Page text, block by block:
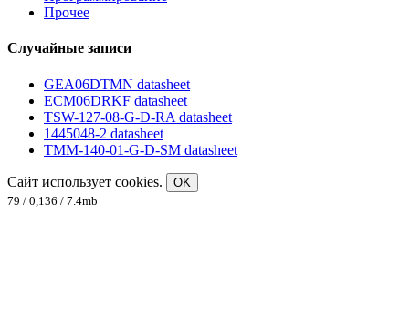
Прочее
Случайные записи
GEA06DTMN datasheet
ECM06DRKF datasheet
TSW-127-08-G-D-RA datasheet
1445048-2 datasheet
TMM-140-01-G-D-SM datasheet
Сайт использует cookies.
OK
79 / 0,136 / 7.4mb